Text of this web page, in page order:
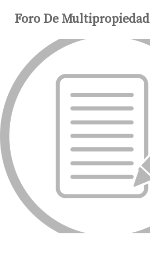
Foro De Multipropiedad